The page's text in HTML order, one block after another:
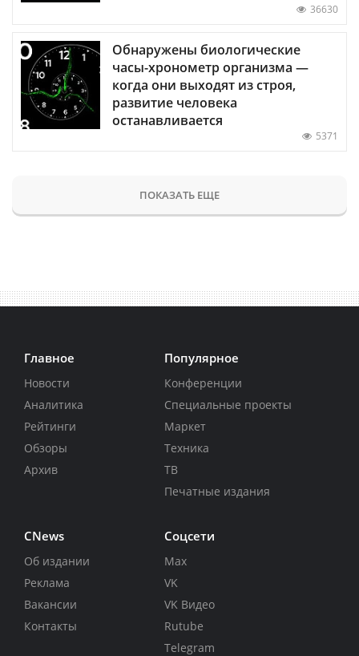
36630
Обнаружены биологические
часы-хронометр организма —
когда они выходят из строя,
развитие человека
останавливается
5371
ПОКАЗАТЬ ЕЩЕ
Главное
Новости
Аналитика
Рейтинги
Обзоры
Архив
Популярное
Конференции
Специальные проекты
Маркет
Техника
ТВ
Печатные издания
CNews
Об издании
Реклама
Вакансии
Контакты
Соцсети
Max
VK
VK Видео
Rutube
Telegram